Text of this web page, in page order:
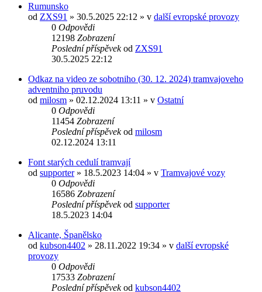
Rumunsko
od ZXS91 » 30.5.2025 22:12 » v další evropské provozy
0 Odpovědi
12198 Zobrazení
Poslední příspěvekod ZXS91
30.5.2025 22:12
Odkaz na video ze sobotniho (30. 12. 2024) tramvajoveho
adventniho pruvodu
od milosm » 02.12.2024 13:11 » v Ostatní
0 Odpovědi
11454 Zobrazení
Poslední příspěvekod milosm
02.12.2024 13:11
Font starých cedulí tramvají
od supporter» 18.5.2023 14:04 » v Tramvajové vozy
0 Odpovědi
16586 Zobrazení
Poslední příspěvekod supporter
18.5.2023 14:04
Alicante, Španělsko
od kubson4402 » 28.11.2022 19:34 » v další evropské
provozy
0 Odpovědi
17533 Zobrazení
Poslední příspěvekod kubson4402